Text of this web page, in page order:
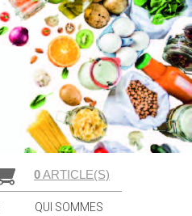
0ARTICLE(S)
QUI SOMMES